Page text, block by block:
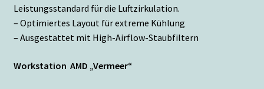
Leistungsstandard für die Luftzirkulation.
– Optimiertes Layout für extreme Kühlung
– Ausgestattet mit High-Airflow-Staubfiltern
Workstation AMD „Vermeer“